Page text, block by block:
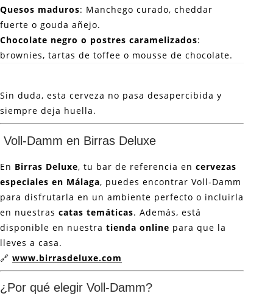
Quesos maduros: Manchego curado, cheddar
fuerte o gouda añejo.
Chocolate negro o postres caramelizados:
brownies, tartas de toffee o mousse de chocolate.
Sin duda, esta cerveza no pasa desapercibida y
siempre deja huella.
Voll-Damm en Birras Deluxe
En Birras Deluxe, tu bar de referencia en cervezas
especiales en Málaga, puedes encontrar Voll-Damm
para disfrutarla en un ambiente perfecto o incluirla
en nuestras catas temáticas. Además, está
disponible en nuestra tienda online para que la
lleves a casa.
🔗 www.birrasdeluxe.com
¿Por qué elegir Voll-Damm?